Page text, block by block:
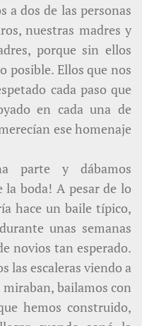
a dos de las personas
nuestras madres y
porque sin ellos
posible. Ellos que nos
cada paso que
en cada una de
ese homenaje
parte y dábamos
la boda! A pesar de lo
hace un baile típico,
unas semanas
novios tan esperado.
las escaleras viendo a
bailamos con
hemos construido,